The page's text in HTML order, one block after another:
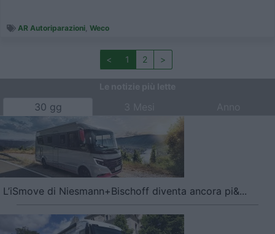
AR Autoriparazioni Weco
< 1 2 >
30 gg
L’iSmove di Niesmann+Bischoff diventa ancora pi&...